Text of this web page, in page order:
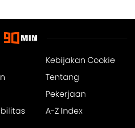
Kebijakan Cookie
Tentang
Pekerjaan
A-Z Index